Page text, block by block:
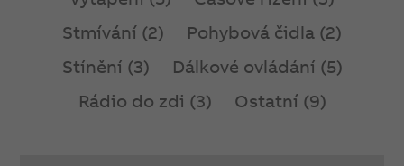
Stmívání (2)
Pohybová čidla (2)
Stínění (3)
Dálkové ovládání (5)
Rádio do zdi (3)
Ostatní (9)